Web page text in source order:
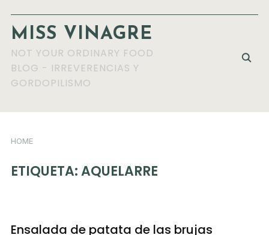
MISS VINAGRE
NOT YOUR ORDINARY FOOD
BLOG - IRREVERENCIAS Y
GORDOPILISMO
HOME
ETIQUETA:AQUELARRE
Ensalada de patata de las brujas